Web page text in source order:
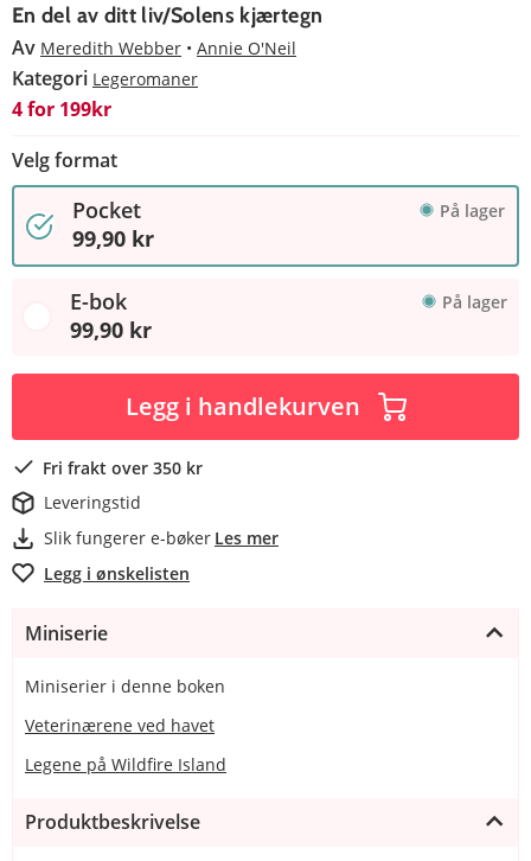
En del av ditt liv/Solens kjærtegn
Av Meredith Webber Annie O'Neil
Kategori Legeromaner
4 for 199kr
Velg format
Pocket På lager
99,90 kr
E-bok På lager
99,90 kr
Legg i handlekurven
Fri frakt over 350 kr
Leveringstid
Slik fungerer e-bøker Les mer
Legg i ønskelisten
Miniserie
Miniserier i denne boken
Veterinærene ved havet
Legene på Wildfire Island
Produktbeskrivelse